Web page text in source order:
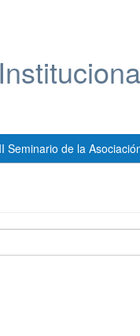
Seminario de la